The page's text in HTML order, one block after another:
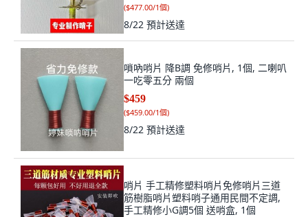
($477.00/1個)
8/22 預計送達
嗩吶哨片 降B調 免修哨片, 1個, 二喇叭
一吃零五分 兩個
$459
($459.00/1個)
8/22 預計送達
哨片 手工精修塑料哨片免修哨片三道
筋樹脂哨片塑料哨子通用民間不定調,
手工精修小G調5個 送哨盒, 1個